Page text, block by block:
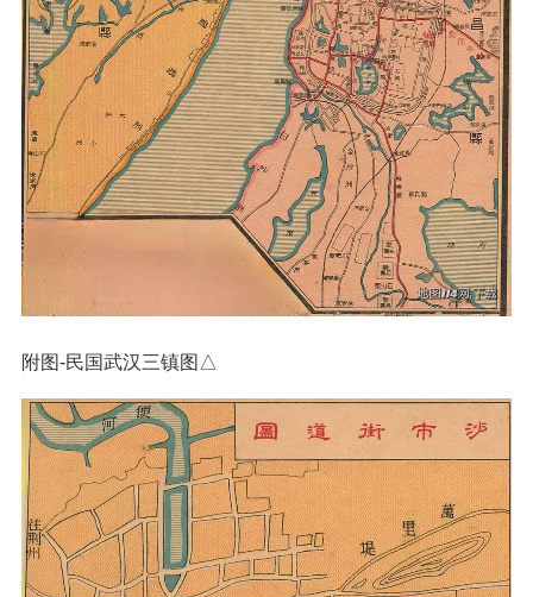
附图-民国武汉三镇图△